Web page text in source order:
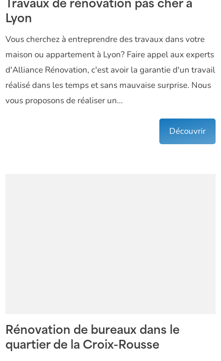
Travaux de rénovation pas cher à
Lyon
Vous cherchez à entreprendre des travaux dans votre
maison ou appartement à Lyon? Faire appel aux experts
d'Alliance Rénovation, c'est avoir la garantie d'un travail
réalisé dans les temps et sans mauvaise surprise. Nous
vous proposons de réaliser un...
Découvrir
Rénovation de bureaux dans le
quartier de la Croix-Rousse